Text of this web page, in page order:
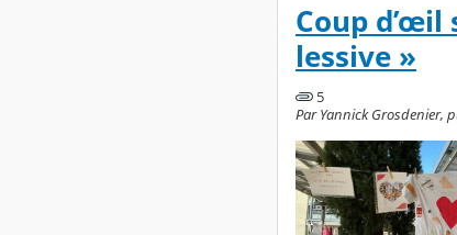
Coup d’œil
lessive »
5
Par Yannick Grosdenier,